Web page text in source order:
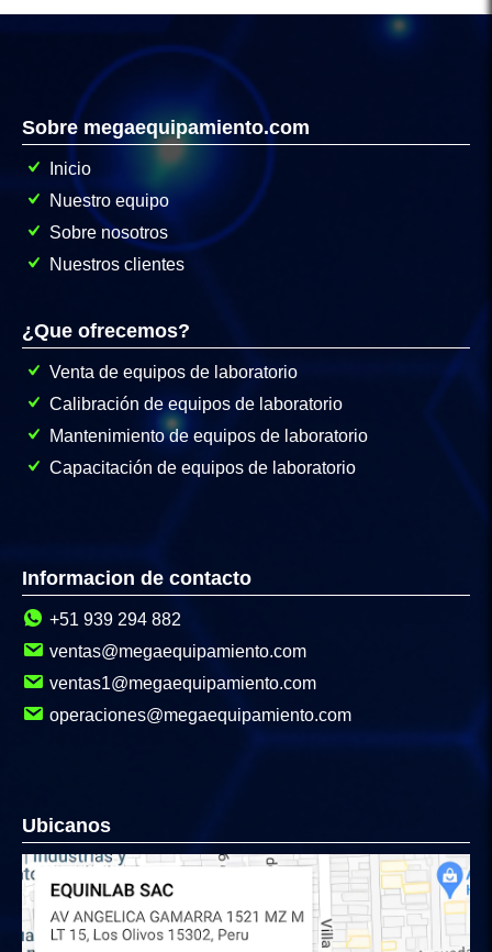
Sobre megaequipamiento.com
Inicio
Nuestro equipo
Sobre nosotros
Nuestros clientes
¿Que ofrecemos?
Venta de equipos de laboratorio
Calibración de equipos de laboratorio
Mantenimiento de equipos de laboratorio
Capacitación de equipos de laboratorio
Informacion de contacto
+51 939 294 882
ventas@megaequipamiento.com
ventas1@megaequipamiento.com
operaciones@megaequipamiento.com
Ubicanos